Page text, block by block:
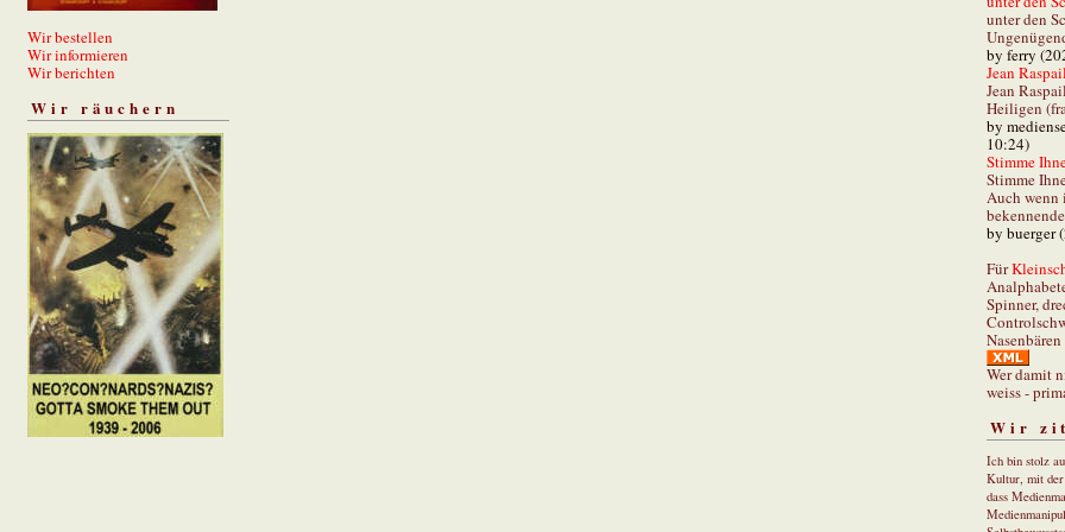
Wir bestellen
Wir informieren
Wir berichten
Wir räuchern
unter den
by ferry
Jean
Jean
Heiligen
by
10:24)
Stimme
Stimme
Auch wenn
by buerger
Für
Spinner,
Wer damit
weiss -
Wir
Ich bin stolz
Kultur, mit der
dass